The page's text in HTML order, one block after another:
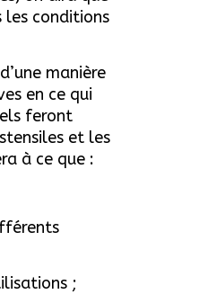
les conditions
manière
en ce qui
feront
et les
à ce que :
;